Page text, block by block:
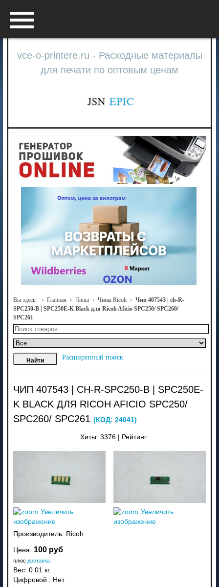
vce-o-printere.ru - Расходные материалы
для печати по оптовым ценам
Вы здесь: Главная Чипы Чипы Ricoh
Чип 407543 | ch-R-
SPC250-B | SPC250E-K Black для Ricoh Aficio SPC250/ SPC260/
SPC261
Расширенный поиск
ЧИП 407543 | CH-R-SPC250-B | SPC250E-
K BLACK ДЛЯ RICOH AFICIO SPC250/
SPC260/ SPC261 (КОД: 24041)
Хиты: 3376 Рейтинг:
Увеличить
изображение
Увеличить
изображение
Производитель: Ricoh
Цена: 100 руб
плюс доставка
Вес: 0.01 кг.
Цифровой : Нет